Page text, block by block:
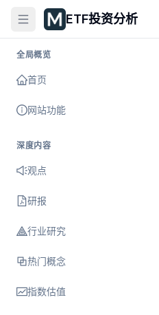
ETF投资分析
全局概览
首页
网站功能
深度内容
观点
研报
行业研究
热门概念
指数估值